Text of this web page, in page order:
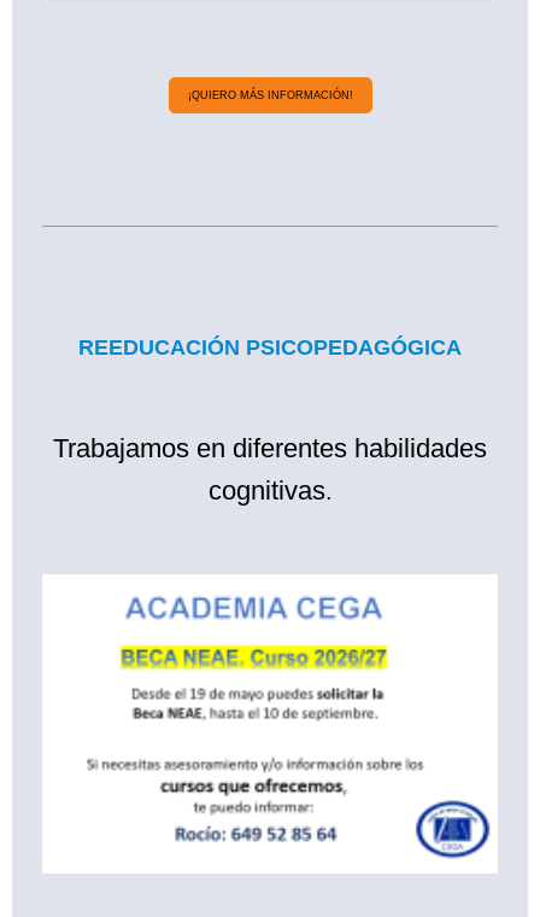
¡QUIERO MÁS INFORMACIÓN!
REEDUCACIÓN PSICOPEDAGÓGICA
Trabajamos en diferentes habilidades
cognitivas.